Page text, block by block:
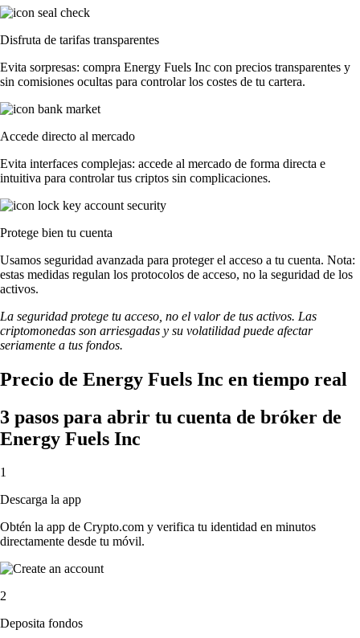
Disfruta de tarifas transparentes
Evita sorpresas: compra Energy Fuels Inc con precios transparentes y
sin comisiones ocultas para controlar los costes de tu cartera.
Accede directo al mercado
Evita interfaces complejas: accede al mercado de forma directa e
intuitiva para controlar tus criptos sin complicaciones.
Protege bien tu cuenta
Usamos seguridad avanzada para proteger el acceso a tu cuenta. Nota:
estas medidas regulan los protocolos de acceso, no la seguridad de los
activos.
La seguridad protege tu acceso, no el valor de tus activos. Las
criptomonedas son arriesgadas y su volatilidad puede afectar
seriamente a tus fondos.
Precio de Energy Fuels Inc en tiempo real
3 pasos para abrir tu cuenta de bróker de
Energy Fuels Inc
1
Descarga la app
Obtén la app de Crypto.com y verifica tu identidad en minutos
directamente desde tu móvil.
2
Deposita fondos